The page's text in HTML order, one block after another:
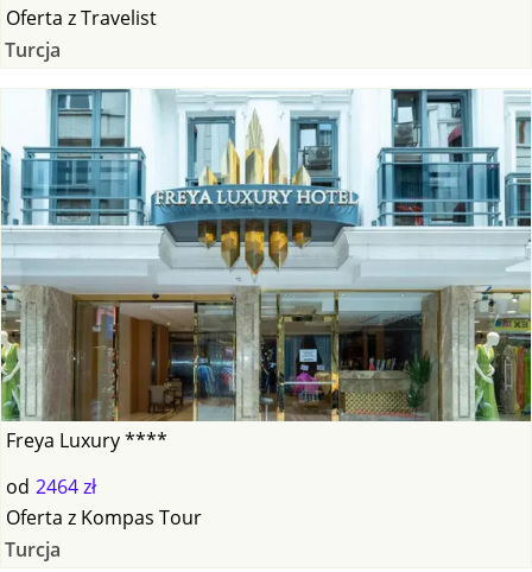
Oferta zTravelist
Turcja
Freya Luxury ****
od 2464 zł
Oferta z Kompas Tour
Turcja